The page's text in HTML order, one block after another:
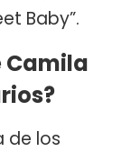
Baby”.
Camila
de los